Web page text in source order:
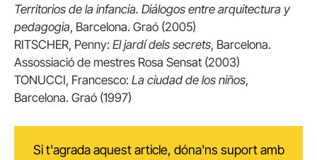
Territorios de la infancia. Diálogos entre arquitectura y
pedagogia, Barcelona. Graó (2005)
RITSCHER, Penny: El jardí dels secrets, Barcelona.
Assossiació de mestres Rosa Sensat (2003)
TONUCCI, Francesco: La ciudad de los niños,
Barcelona. Graó (1997)
Si t'agrada aquest article, dóna'ns suport amb